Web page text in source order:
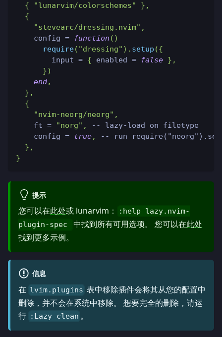
{
"lunarvim/colorschemes" } ,
{
"stevearc/dressing.nvim" ,
    config
= function ( )
require( "dressing" ) . setup ({
        input
= { enabled = false } ,
})
end,
} ,
{
"nvim-neorg/neorg" ,
    ft
= "norg" ,
-- lazy-load on filetype
    config
= true,
-- run
} ,
}
提示
您可以在此处或 lunarvim：
:help lazy.nvim-
plugin-spec
中找到所有可用选项。 您可以在此处
找到更多示例。
信息
在 lvim.plugins 表中移除插件会将其从您的配置中
删除，并不会在系统中移除。 想要完全的删除，请运
行 :Lazy clean 。